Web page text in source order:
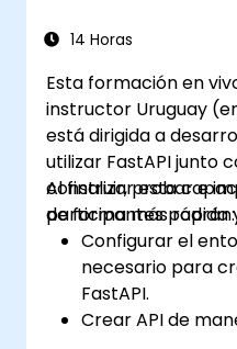
Desarrollar,
utilizando la pila
14 Horas
Esta formación en
instructor Uruguay
está dirigida a
utilizar FastAPI junto
construir, probar e
de forma más rápida
Al finalizar esta
participantes podrán:
Configurar el
necesario para
FastAPI.
Crear API de